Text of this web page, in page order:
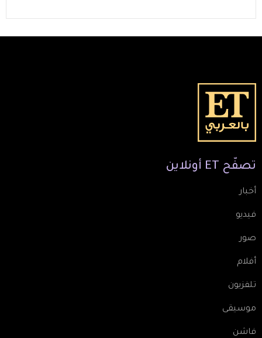
تصفّح ET أونلاين
أخبار
فيديو
صور
أفلام
تلفزيون
موسيقى
فاشن